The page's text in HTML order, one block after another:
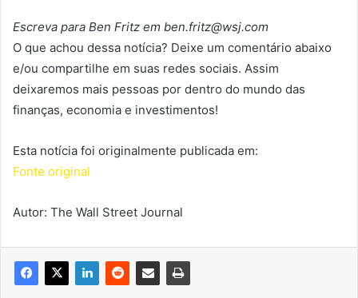
Escreva para Ben Fritz em ben.fritz@wsj.com
O que achou dessa notícia? Deixe um comentário abaixo
e/ou compartilhe em suas redes sociais. Assim
deixaremos mais pessoas por dentro do mundo das
finanças, economia e investimentos!
Esta notícia foi originalmente publicada em:
Fonte original
Autor: The Wall Street Journal